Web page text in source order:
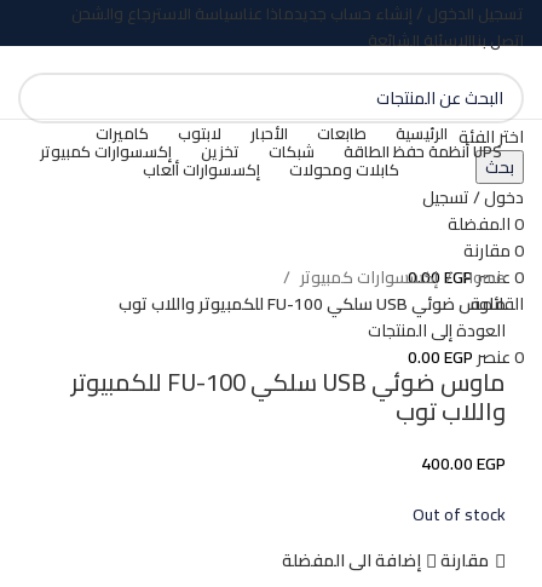
تسجيل الدخول / إنشاء حساب جديدماذا عناسياسة الاسترجاع والشحن
اتصل بناالاسئلة الشائعة
اختر الفئة
بحث
دخول / تسجيل
0المفضلة
0مقارنة
0عنصر 0.00EGP
القائمة
0عنصر 0.00EGP
الرئيسية طابعات الأحبار لابتوب كاميرات
UPS أنظمة حفظ الطاقة شبكات تخزين إكسسوارات كمبيوتر
كابلات ومحولات إكسسوارات ألعاب
بيعت كلها
اضغط للتكبير
Home
إكسسوارات كمبيوتر
ماوس ضوئي USB سلكي FU-100 للكمبيوتر واللاب توب
العودة إلى المنتجات
ماوس ضوئي USB سلكي FU-100 للكمبيوتر
واللاب توب
400.00EGP
Out of stock
مقارنة
إضافة الى المفضلة